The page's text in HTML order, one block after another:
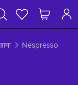
Nespresso